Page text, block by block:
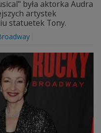
była aktorka Audra
artystek
statuetek Tony.